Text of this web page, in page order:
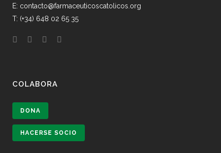
E: contacto@farmaceuticoscatolicos.org
T: (+34) 648 02 65 35
COLABORA
DONA
HACERSE SOCIO